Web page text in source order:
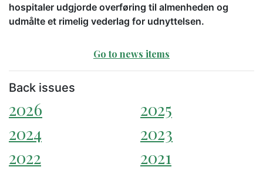
hospitaler udgjorde overføring til almenheden og
udmålte et rimelig vederlag for udnyttelsen.
Go to news items
Back issues
2026
2025
2024
2023
2022
2021